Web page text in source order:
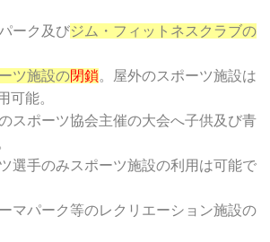
ーク及びジム・フィットネスクラブの
ツ施設の閉鎖。屋外のスポーツ施設は
可能。
スポーツ協会主催の大会へ子供及び青
選手のみスポーツ施設の利用は可能で
マパーク等のレクリエーション施設の